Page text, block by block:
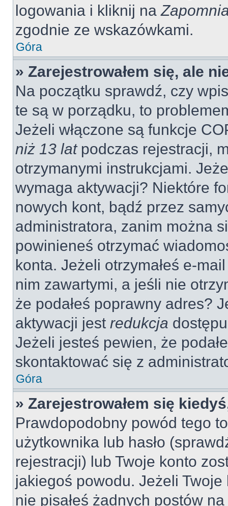
logowania i kliknij na
zgodnie ze wskazówkami.
Góra
» Zarejestrowałem się, ale
Na początku sprawdź, czy
te są w porządku, to
Jeżeli włączone są funkcje
niż 13 latpodczas rejestracji,
otrzymanymi instrukcjami.
wymaga aktywacji? Niektóre
nowych kont, bądź przez
administratora, zanim można
powinieneś otrzymać
konta. Jeżeli otrzymałeś e-
nim zawartymi, a jeśli nie
że podałeś poprawny adres?
aktywacji jest redukcja
Jeżeli jesteś pewien, że
skontaktować się z
Góra
» Zarejestrowałem się
Prawdopodobny powód tego
użytkownika lub hasło
rejestracji) lub Twoje konto
jakiegoś powodu. Jeżeli
nie pisałeś żadnych postów